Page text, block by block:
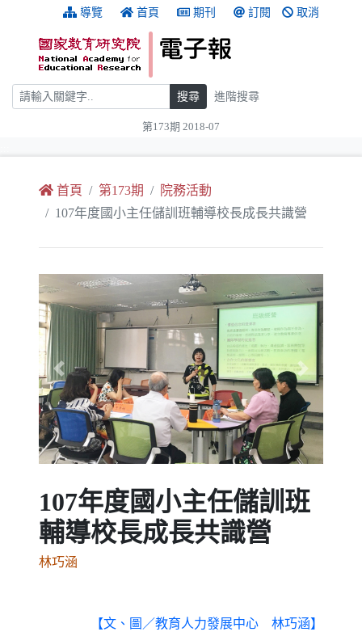
跳到主要內容 導覽 首頁 期刊 訂閱 取消
搜尋 搜尋 進階搜尋
第173期 2018-07
首頁 第173期
院務活動
107年度國小主任儲訓班輔導校長成長共識營
Previous Next
107年度國小主任儲訓班
輔導校長成長共識營
林巧涵
【文、圖／教育人力發展中心 林巧涵】